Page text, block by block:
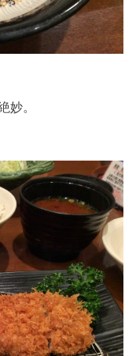
妙。